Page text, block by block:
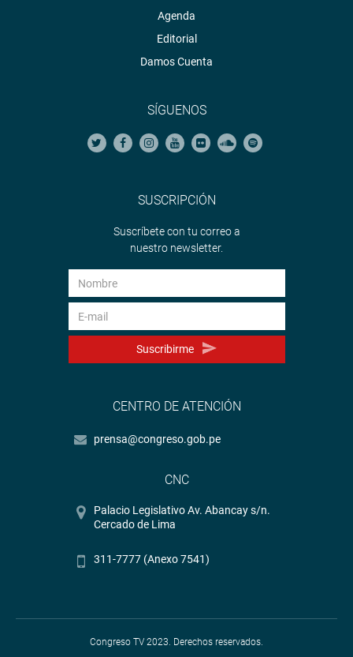
Agenda
Editorial
Damos Cuenta
SÍGUENOS
SUSCRIPCIÓN
Suscríbete con tu correo a
nuestro newsletter.
Suscribirme
CENTRO DE ATENCIÓN
prensa@congreso.gob.pe
CNC
Palacio Legislativo Av. Abancay s/n.
Cercado de Lima
311-7777 (Anexo 7541)
Congreso TV 2023. Derechos reservados.